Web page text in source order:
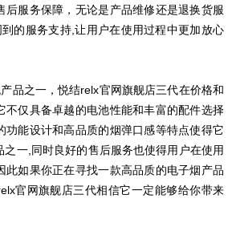
后服务保障，无论是产品维修还是退换货服
的服务支持,让用户在使用过程中更加放心
品之一，悦结relx官网旗舰店三代在价格和
不仅具备卓越的电池性能和丰富的配件选择
功能设计和高品质的烟弹口感等特点使得它
之一,同时良好的售后服务也使得用户在使用
此如果你正在寻找一款高品质的电子烟产品
官网旗舰店三代相信它一定能够给你带来